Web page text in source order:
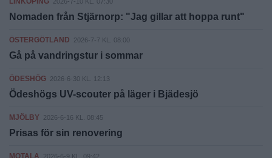
Nomaden från Stjärnorp: "Jag gillar att hoppa runt"
ÖSTERGÖTLAND 2026-7-7 KL. 08:00
Gå på vandringstur i sommar
ÖDESHÖG 2026-6-30 KL. 12:13
Ödeshögs UV-scouter på läger i Bjädesjö
MJÖLBY 2026-6-16 KL. 08:45
Prisas för sin renovering
MOTALA 2026-6-9 KL. 09:42